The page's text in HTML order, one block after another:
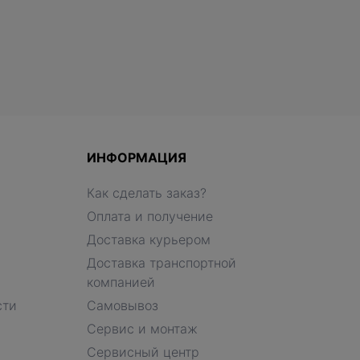
ИНФОРМАЦИЯ
Как сделать заказ?
Оплата и получение
Доставка курьером
Доставка транспортной
компанией
Самовывоз
Сервис и монтаж
Сервисный центр